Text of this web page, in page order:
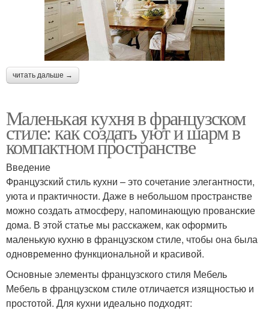
читать дальше →
Маленькая кухня в французском
стиле: как создать уют и шарм в
компактном пространстве
Введение
Французский стиль кухни – это сочетание элегантности,
уюта и практичности. Даже в небольшом пространстве
можно создать атмосферу, напоминающую прованские
дома. В этой статье мы расскажем, как оформить
маленькую кухню в французском стиле, чтобы она была
одновременно функциональной и красивой.
Основные элементы французского стиля Мебель
Мебель в французском стиле отличается изящностью и
простотой. Для кухни идеально подходят: